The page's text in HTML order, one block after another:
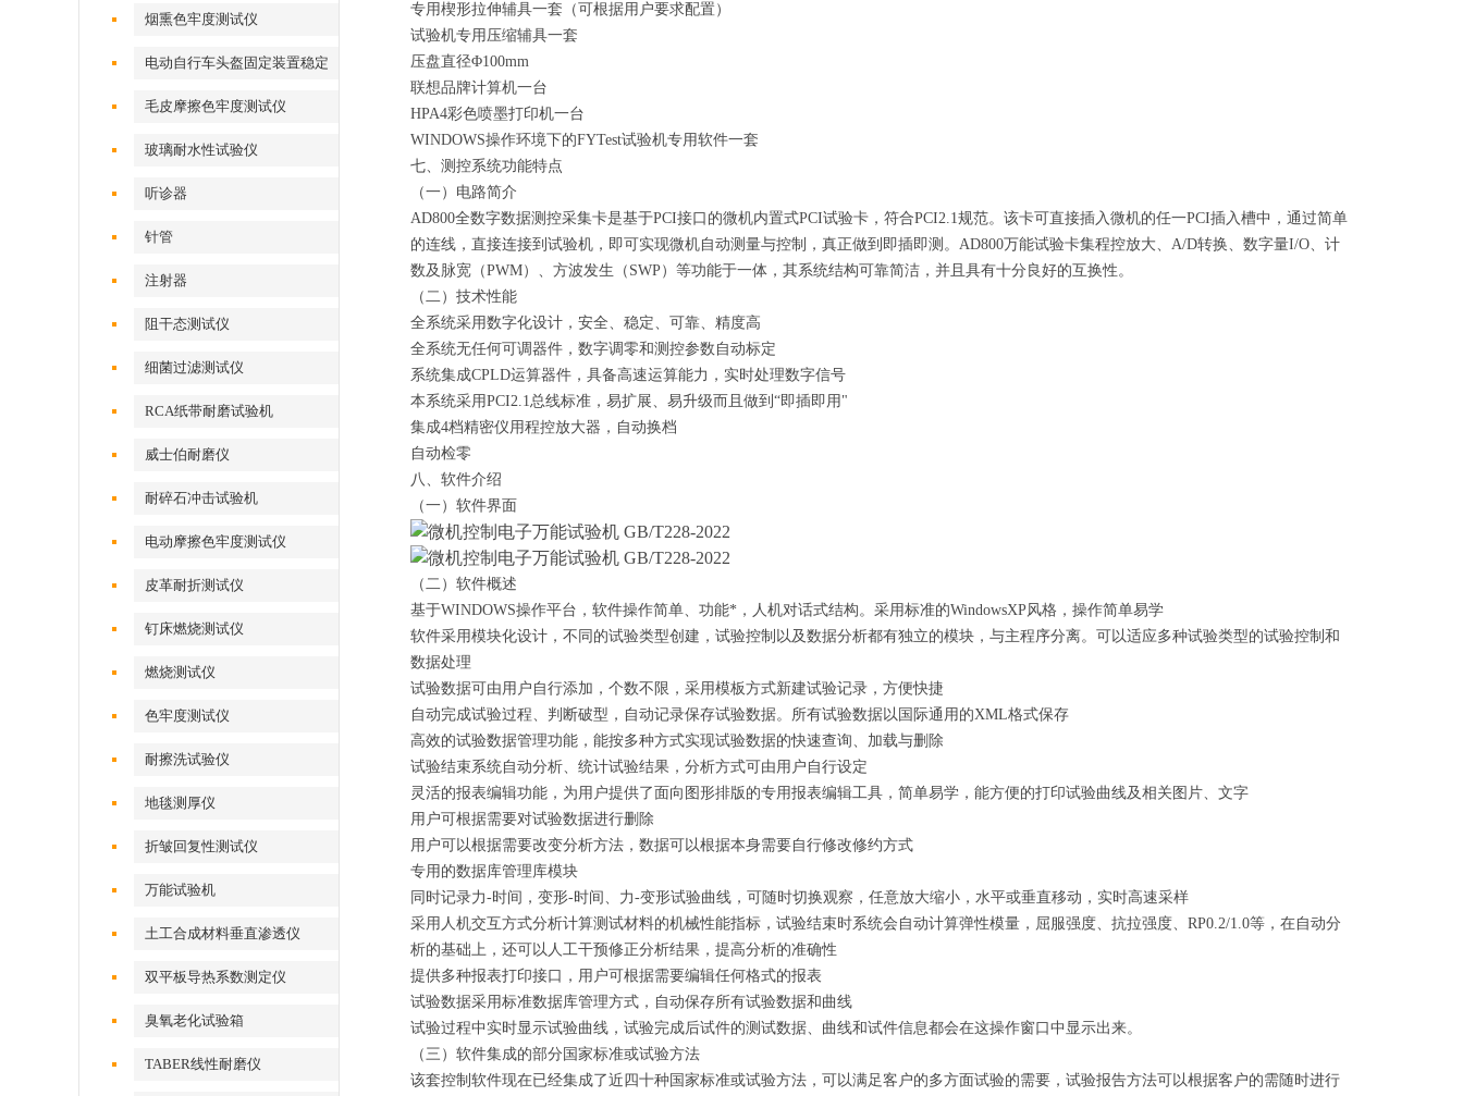
烟熏色牢度测试仪
电动自行车头盔固定装置稳定
性测试仪
毛皮摩擦色牢度测试仪
玻璃耐水性试验仪
听诊器
针管
注射器
阻干态测试仪
细菌过滤测试仪
RCA纸带耐磨试验机
威士伯耐磨仪
耐碎石冲击试验机
电动摩擦色牢度测试仪
皮革耐折测试仪
钉床燃烧测试仪
燃烧测试仪
色牢度测试仪
耐擦洗试验仪
地毯测厚仪
折皱回复性测试仪
万能试验机
土工合成材料垂直渗透仪
双平板导热系数测定仪
臭氧老化试验箱
TABER线性耐磨仪
专用楔形拉伸辅具一套（可根据用户要求配置）
试验机专用压缩辅具一套
压盘直径Φ100mm
联想品牌计算机一台
HPA4彩色喷墨打印机一台
WINDOWS操作环境下的FYTest试验机专用软件一套
七、测控系统功能特点
（一）电路简介
AD800全数字数据测控采集卡是基于PCI接口的微机内置式PCI试验卡，符合PCI2.1规范。该卡可直接插入微机的任一PCI插入槽中，通过简单
的连线，直接连接到试验机，即可实现微机自动测量与控制，真正做到即插即测。 AD800万能试验卡集程控放大、 A/D转换、数字量I/O、计
数及脉宽（PWM）、方波发生（ SWP）等功能于一体，其系统结构可靠简洁，并且具有十分良好的互换性。
（二）技术性能
全系统采用数字化设计，安全、稳定、可靠、精度高
全系统无任何可调器件，数字调零和测控参数自动标定
系统集成CPLD运算器件，具备高速运算能力，实时处理数字信号
本系统采用PCI2.1总线标准，易扩展、易升级而且做到“即插即用"
集成4档精密仪用程控放大器，自动换档
自动检零
八、软件介绍
（一）软件界面
（二）软件概述
基于WINDOWS操作平台，软件操作简单、功能*，人机对话式结构。采用标准的WindowsXP风格，操作简单易学
软件采用模块化设计，不同的试验类型创建，试验控制以及数据分析都有独立的模块，与主程序分离。可以适应多种试验类型的试验控制和
数据处理
试验数据可由用户自行添加，个数不限，采用模板方式新建试验记录，方便快捷
自动完成试验过程、判断破型，自动记录保存试验数据。所有试验数据以国际通用的XML格式保存
高效的试验数据管理功能，能按多种方式实现试验数据的快速查询、加载与删除
试验结束系统自动分析、统计试验结果，分析方式可由用户自行设定
灵活的报表编辑功能，为用户提供了面向图形排版的专用报表编辑工具，简单易学，能方便的打印试验曲线及相关图片、文字
用户可根据需要对试验数据进行删除
用户可以根据需要改变分析方法，数据可以根据本身需要自行修改修约方式
专用的数据库管理库模块
同时记录力-时间，变形-时间、力-变形试验曲线，可随时切换观察，任意放大缩小，水平或垂直移动，实时高速采样
采用人机交互方式分析计算测试材料的机械性能指标，试验结束时系统会自动计算弹性模量，屈服强度、抗拉强度、 RP0.2/1.0等，在自动分
析的基础上，还可以人工干预修正分析结果，提高分析的准确性
提供多种报表打印接口，用户可根据需要编辑任何格式的报表
试验数据采用标准数据库管理方式，自动保存所有试验数据和曲线
试验过程中实时显示试验曲线，试验完成后试件的测试数据、曲线和试件信息都会在这操作窗口中显示出来。
（三）软件集成的部分国家标准或试验方法
该套控制软件现在已经集成了近四十种国家标准或试验方法，可以满足客户的多方面试验的需要，试验报告方法可以根据客户的需随时进行